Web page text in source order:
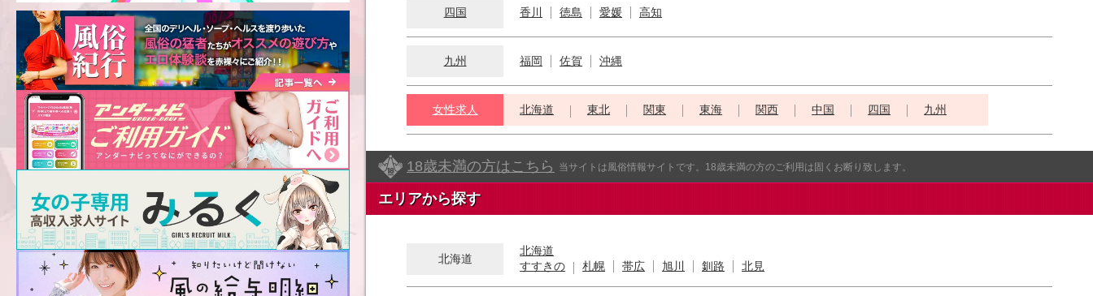
四国 香川 徳島 愛媛 高知
九州 福岡 佐賀 沖縄
女性求人 北海道 東北 関東 東海 関西 中国 四国 九州
18歳未満の方はこちら 当サイトは風俗情報サイトです。18歳未満の方のご利用は固くお断り致します。
エリアから探す
北海道
北海道
すすきの
札幌 帯広 旭川 釧路 北見